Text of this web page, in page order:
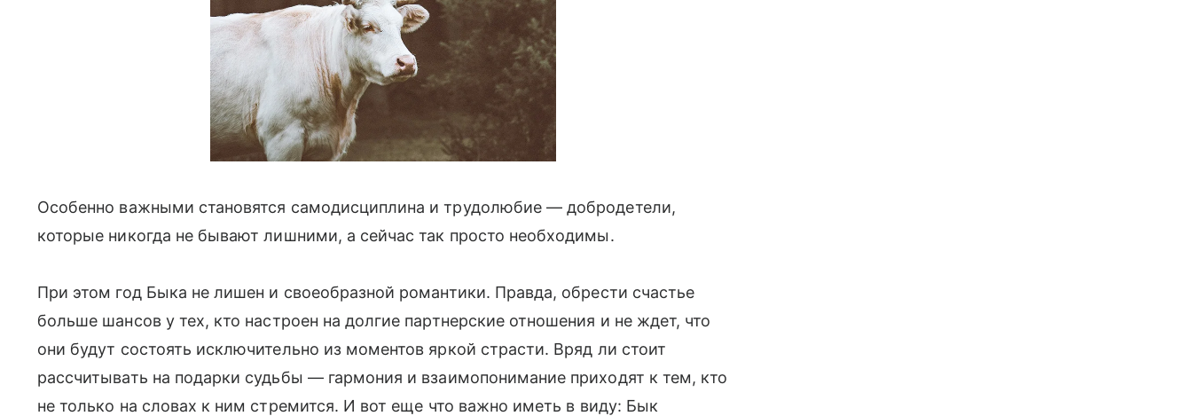
Особенно важными становятся самодисциплина и трудолюбие — добродетели,
которые никогда не бывают лишними, а сейчас так просто необходимы.
При этом год Быка не лишен и своеобразной романтики. Правда, обрести счастье
больше шансов у тех, кто настроен на долгие партнерские отношения и не ждет, что
они будут состоять исключительно из моментов яркой страсти. Вряд ли стоит
рассчитывать на подарки судьбы — гармония и взаимопонимание приходят к тем, кто
не только на словах к ним стремится. И вот еще что важно иметь в виду: Бык